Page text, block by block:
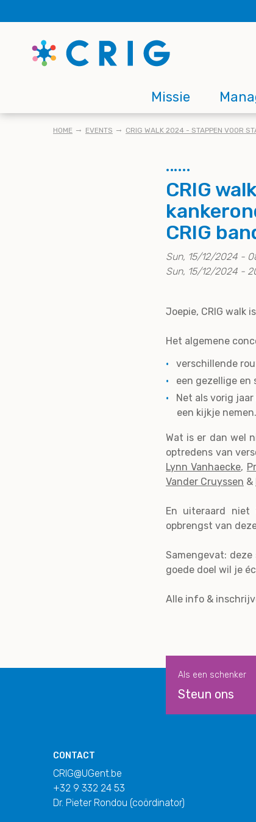
to
content
Main
navigation
Missie
KRUIMELPAD
HOME EVENTS CRIG WALK 2024 - STAPPEN VOOR
CRIG
CRIG
Sun, 15/12/2024 -
Sun, 15/12/2024 -
Joepie, CRIG walk
Het algemene
verschillende
een gezellige
Net als vorig
een kijkje nemen.
Wat is er dan wel
optredens van
Lynn Vanhaecke,
Vander Cruyssen &
En uiteraard niet
opbrengst van
Samengevat:
goede doel wil je
Alle info &
Als een schenker
Steun ons
CONTACT
CRIG@UGent.be
+32 9 332 24 53
Dr. Pieter Rondou (coördinator)